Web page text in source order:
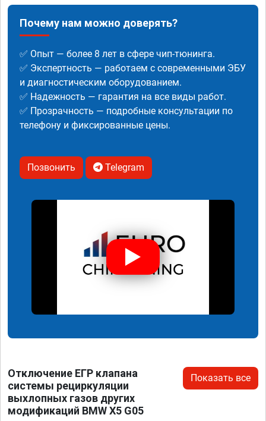
Почему нам можно доверять?
✅ Опыт — более 8 лет в сфере чип-тюнинга.
✅ Экспертность — работаем с современными ЭБУ
и диагностическим оборудованием.
✅ Надежность — гарантия на все виды работ.
✅ Прозрачность — подробные консультации по
телефону и фиксированные цены.
Позвонить Telegram
Отключение ЕГР клапана
системы рециркуляции
выхлопных газов других
модификаций BMW X5 G05
Показать все